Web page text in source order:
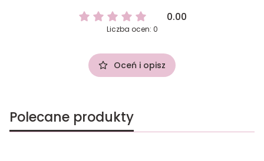
0.00
Liczba ocen: 0
Oceń i opisz
Polecane produkty